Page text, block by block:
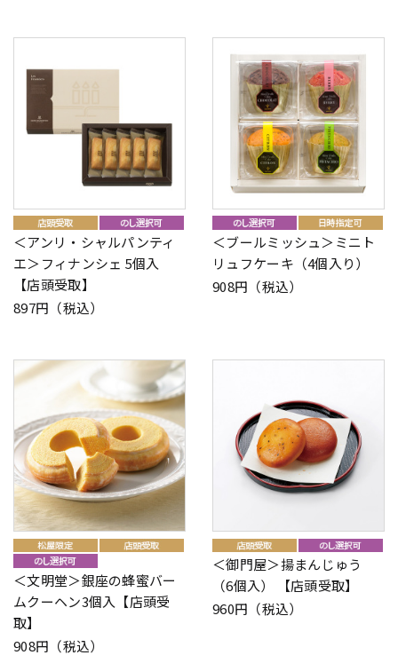
＜アンリ・シャルパンティ
エ＞フィナンシェ 5個入
【店頭受取】
897円（税込）
＜ブールミッシュ＞ミニト
リュフケーキ（4個入り）
908円（税込）
＜文明堂＞銀座の蜂蜜バー
ムクーヘン3個入【店頭受
取】
908円（税込）
＜御門屋＞揚まんじゅう
（6個入） 【店頭受取】
960円（税込）